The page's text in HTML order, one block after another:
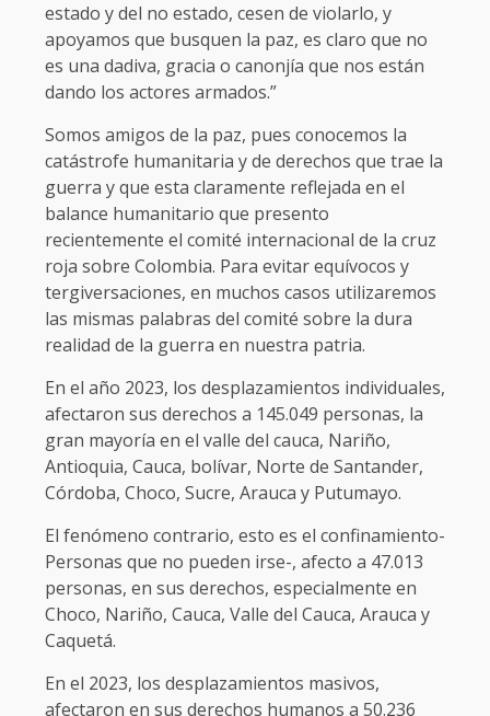
estado y del no estado, cesen de violarlo, y
apoyamos que busquen la paz, es claro que no
es una dadiva, gracia o canonjía que nos están
dando los actores armados.”
Somos amigos de la paz, pues conocemos la
catástrofe humanitaria y de derechos que trae la
guerra y que esta claramente reflejada en el
balance humanitario que presento
recientemente el comité internacional de la cruz
roja sobre Colombia. Para evitar equívocos y
tergiversaciones, en muchos casos utilizaremos
las mismas palabras del comité sobre la dura
realidad de la guerra en nuestra patria.
En el año 2023, los desplazamientos individuales,
afectaron sus derechos a 145.049 personas, la
gran mayoría en el valle del cauca, Nariño,
Antioquia, Cauca, bolívar, Norte de Santander,
Córdoba, Choco, Sucre, Arauca y Putumayo.
El fenómeno contrario, esto es el confinamiento-
Personas que no pueden irse-, afecto a 47.013
personas, en sus derechos, especialmente en
Choco, Nariño, Cauca, Valle del Cauca, Arauca y
Caquetá.
En el 2023, los desplazamientos masivos,
afectaron en sus derechos humanos a 50.236